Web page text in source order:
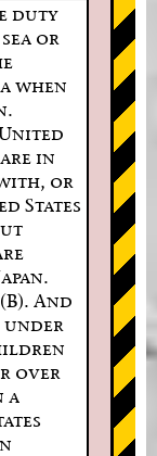
duty
or
when
in
or
States
And
under
over
a